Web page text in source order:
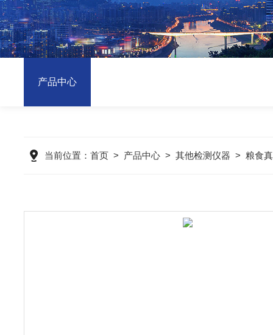
产品中心
当前位置： 首页 > 产品中心 > 其他检测仪器 > 粮食